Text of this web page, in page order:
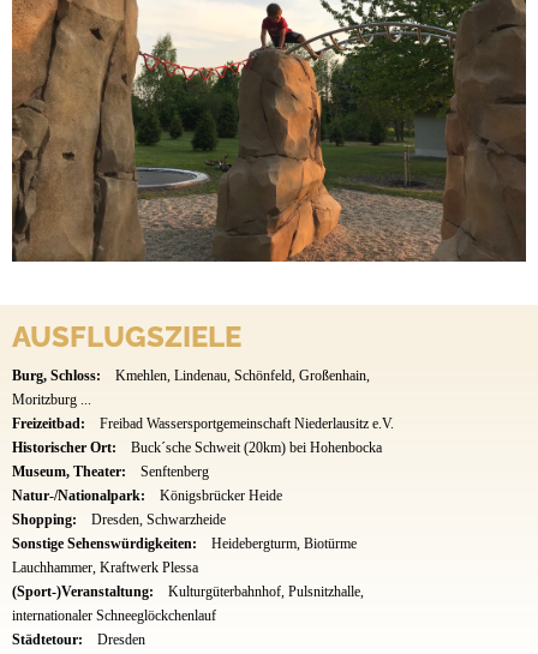
AUSFLUGSZIELE
Burg, Schloss:
Kmehlen, Lindenau, Schönfeld, Großenhain,
Moritzburg ...
Freizeitbad:
Freibad Wassersportgemeinschaft Niederlausitz e.V.
Historischer Ort:
Buck´sche Schweit (20km) bei Hohenbocka
Museum, Theater:
Senftenberg
Natur-/Nationalpark:
Königsbrücker Heide
Shopping:
Dresden, Schwarzheide
Sonstige Sehenswürdigkeiten:
Heidebergturm, Biotürme
Lauchhammer, Kraftwerk Plessa
(Sport-)Veranstaltung:
Kulturgüterbahnhof, Pulsnitzhalle,
internationaler Schneeglöckchenlauf
Städtetour:
Dresden